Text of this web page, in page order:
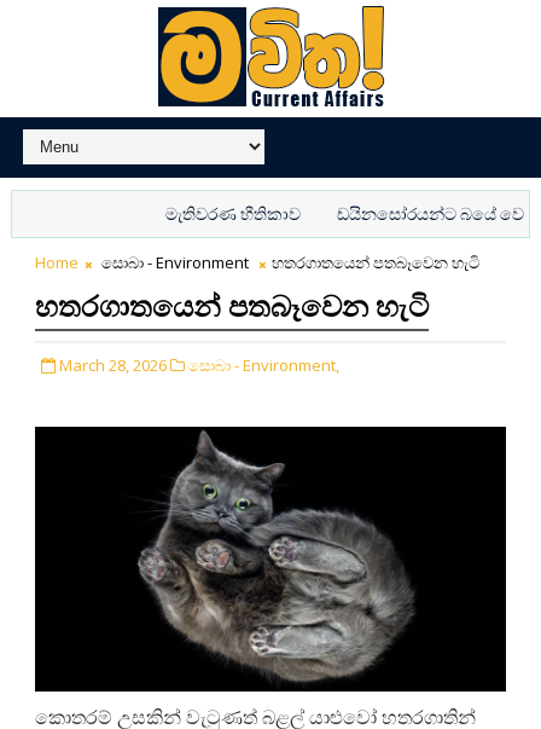
මැතිවරණ භීතිකාව ඩයිනසෝරයන්ට බයේ වෙනස්
Home සොබා - Environment හතරගාතයෙන් පතබෑවෙන හැටි
හතරගාතයෙන් පතබෑවෙන හැටි
March 28, 2026 සොබා - Environment,
කොතරම් උසකින් වැටුණත් බළල් යාළුවෝ හතරගාතින්